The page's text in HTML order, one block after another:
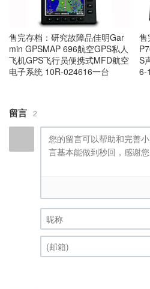
售完存档：研究故障品佳明Gar
min GPSMAP 696航空GPS私人
飞机GPS飞行员便携式MFD航空
电子系统 10R-024616一台
售
S
6-
留言 2
昵称 (必填)